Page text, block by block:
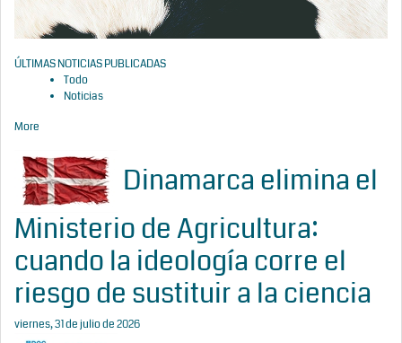
ÚLTIMAS NOTICIAS PUBLICADAS
Todo
Noticias
More
Dinamarca elimina el
Ministerio de Agricultura:
cuando la ideología corre el
riesgo de sustituir a la ciencia
viernes, 31 de julio de 2026